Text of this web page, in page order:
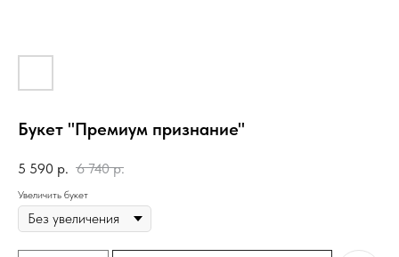
Букет "Премиум признание"
5 590 р. 6 740 р.
Увеличить букет